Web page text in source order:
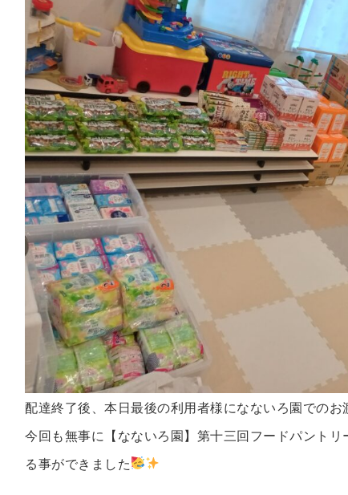
配達終了後、本日最後の利用者様になないろ園でのお
今回も無事に【なないろ園】第十三回フードパント
る事ができました